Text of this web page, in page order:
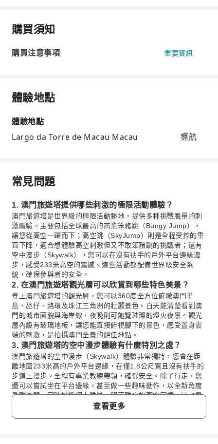
購買須知
購買注意事項 重要資訊
體驗地點
體驗地點
Largo da Torre de Macau Macau
導航
常見問題
1. 澳門旅遊塔提供哪些刺激的極限活動體驗？
澳門旅遊塔是世界級的極限活動勝地，提供多種挑戰膽量的刺
激體驗。主要包括全球最高的商業笨豬跳（Bungy Jump），
讓您從高空一躍而下；高空跳（SkyJump）則是全程受控的垂
直下降，適合想體驗高空刺激但又不敢笨豬跳的挑戰者；還有
空中漫步（Skywalk），您可以在沒有扶手的戶外平台邊緣漫
步，感受233米高空的震撼。這些活動都配備世界級安全系
統，確保參與者的安全。
2. 在澳門旅遊塔觀光層可以欣賞到哪些特色美景？
登上澳門旅遊塔的觀光層，您可以360度全方位俯瞰澳門半
島、氹仔、路環及珠江三角洲的壯麗景色。白天能清楚看到澳
門的城市面貌與海岸線，夜晚則可飽覽璀璨的燈火夜景。觀光
層內設有玻璃地板，讓您能直接俯視腳下的景色，感受置身雲
端的刺激，是拍攝澳門全景的絕佳地點。
3. 澳門旅遊塔的空中漫步體驗有什麼特別之處？
澳門旅遊塔的空中漫步（Skywalk）體驗非常獨特，您會在距
離地面233米高的戶外平台邊緣，在僅1.8公尺寬且沒有扶手的
步道上漫步。全程有專業教練帶領，確保安全。除了行走，您
還可以嘗試坐在平台邊緣，甚至做一些趣味動作，以全新角度
鳥瞰澳門，同時挑戰個人膽量，留下難忘的高空回憶，這也是
一項適合家庭參與的活動。
4. 澳門旅遊塔上有哪些餐飲選擇？
查看更多